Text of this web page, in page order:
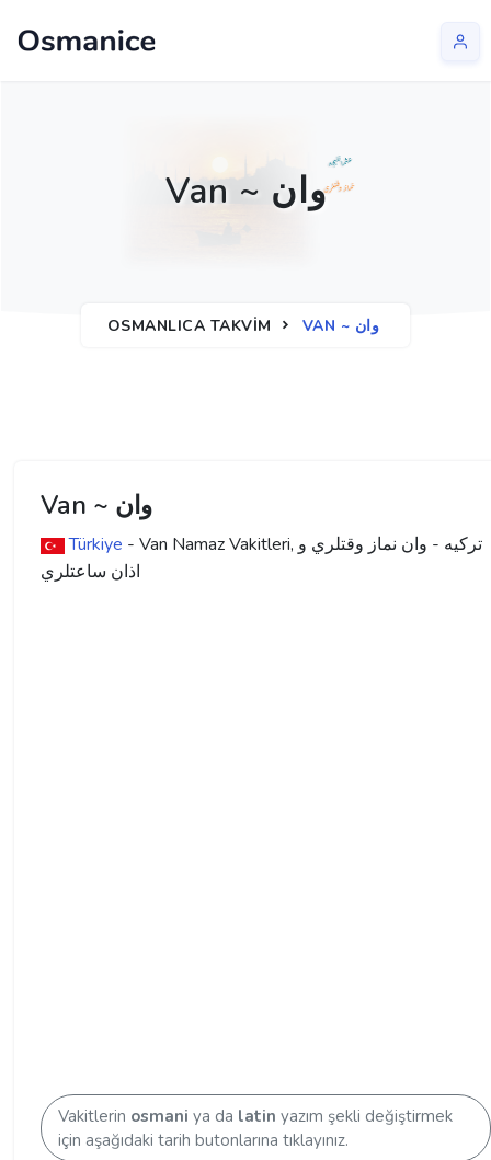
Van ~ وان
OSMANLICA TAKVIM VAN ~ وان
Van ~ وان
Türkiye - Van Namaz Vakitleri, ترکیه - وان نماز وقتلري و
اذان ساعتلري
Vakitlerin osmani ya da latin yazım şekli değiştirmek
için aşağıdaki tarih butonlarına tıklayınız.